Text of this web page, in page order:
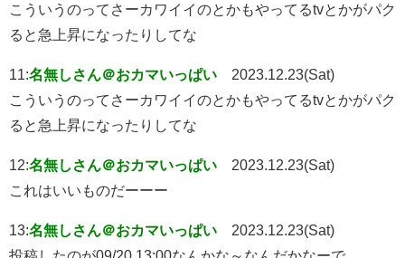
こういうのってさーカワイイのとかもやってるtvとかがパク
ると急上昇になったりしてな
11:名無しさん＠おカマいっぱい
2023.12.23(Sat)
こういうのってさーカワイイのとかもやってるtvとかがパク
ると急上昇になったりしてな
12:名無しさん＠おカマいっぱい
2023.12.23(Sat)
これはいいものだーーー
13:名無しさん＠おカマいっぱい
2023.12.23(Sat)
投稿したのが09/20 13:00なんかな～なんだかなーで